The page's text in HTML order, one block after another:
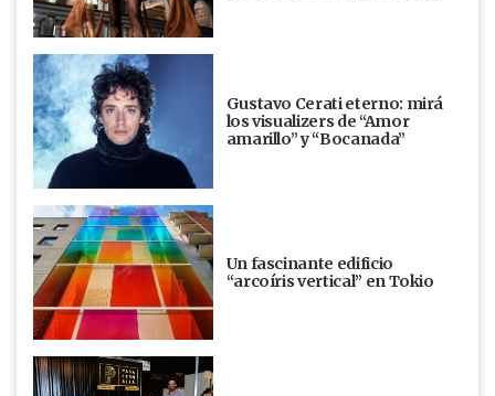
Gustavo Cerati eterno: mirá
los visualizers de “Amor
amarillo” y “Bocanada”
Un fascinante edificio
“arcoíris vertical” en Tokio